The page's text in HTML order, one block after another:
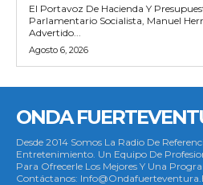
El Portavoz De Hacienda Y
Parlamentario Socialista, Manuel
Advertido...
Agosto 6, 2026
ONDA
Desde 2014 Somos La Radio De
Entretenimiento. Un Equipo De
Para Ofrecerle Los Mejores Y Una
Contáctanos: